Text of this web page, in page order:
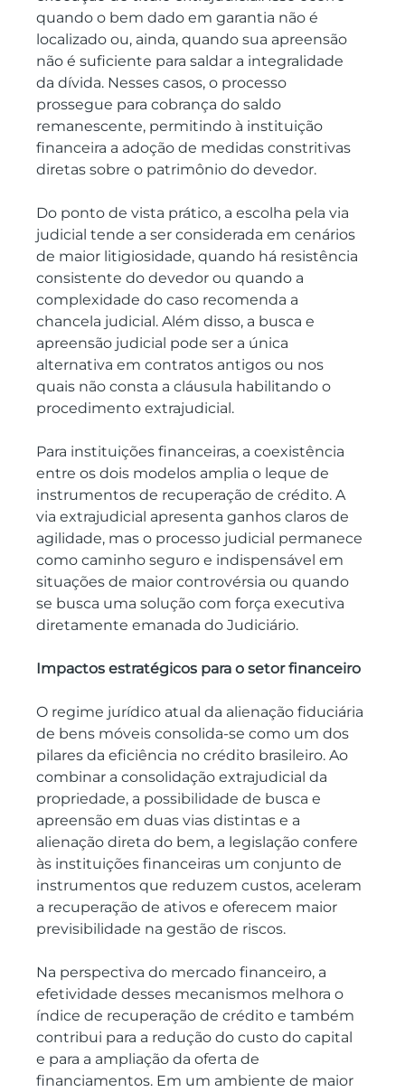
quando o bem dado em garantia não é
localizado ou, ainda, quando sua apreensão
não é suficiente para saldar a integralidade
da dívida. Nesses casos, o processo
prossegue para cobrança do saldo
remanescente, permitindo à instituição
financeira a adoção de medidas constritivas
diretas sobre o patrimônio do devedor.
Do ponto de vista prático, a escolha pela via
judicial tende a ser considerada em cenários
de maior litigiosidade, quando há resistência
consistente do devedor ou quando a
complexidade do caso recomenda a
chancela judicial. Além disso, a busca e
apreensão judicial pode ser a única
alternativa em contratos antigos ou nos
quais não consta a cláusula habilitando o
procedimento extrajudicial.
Para instituições financeiras, a coexistência
entre os dois modelos amplia o leque de
instrumentos de recuperação de crédito. A
via extrajudicial apresenta ganhos claros de
agilidade, mas o processo judicial permanece
como caminho seguro e indispensável em
situações de maior controvérsia ou quando
se busca uma solução com força executiva
diretamente emanada do Judiciário.
Impactos estratégicos para o setor financeiro
O regime jurídico atual da alienação fiduciária
de bens móveis consolida-se como um dos
pilares da eficiência no crédito brasileiro. Ao
combinar a consolidação extrajudicial da
propriedade, a possibilidade de busca e
apreensão em duas vias distintas e a
alienação direta do bem, a legislação confere
às instituições financeiras um conjunto de
instrumentos que reduzem custos, aceleram
a recuperação de ativos e oferecem maior
previsibilidade na gestão de riscos.
Na perspectiva do mercado financeiro, a
efetividade desses mecanismos melhora o
índice de recuperação de crédito e também
contribui para a redução do custo do capital
e para a ampliação da oferta de
financiamentos. Em um ambiente de maior